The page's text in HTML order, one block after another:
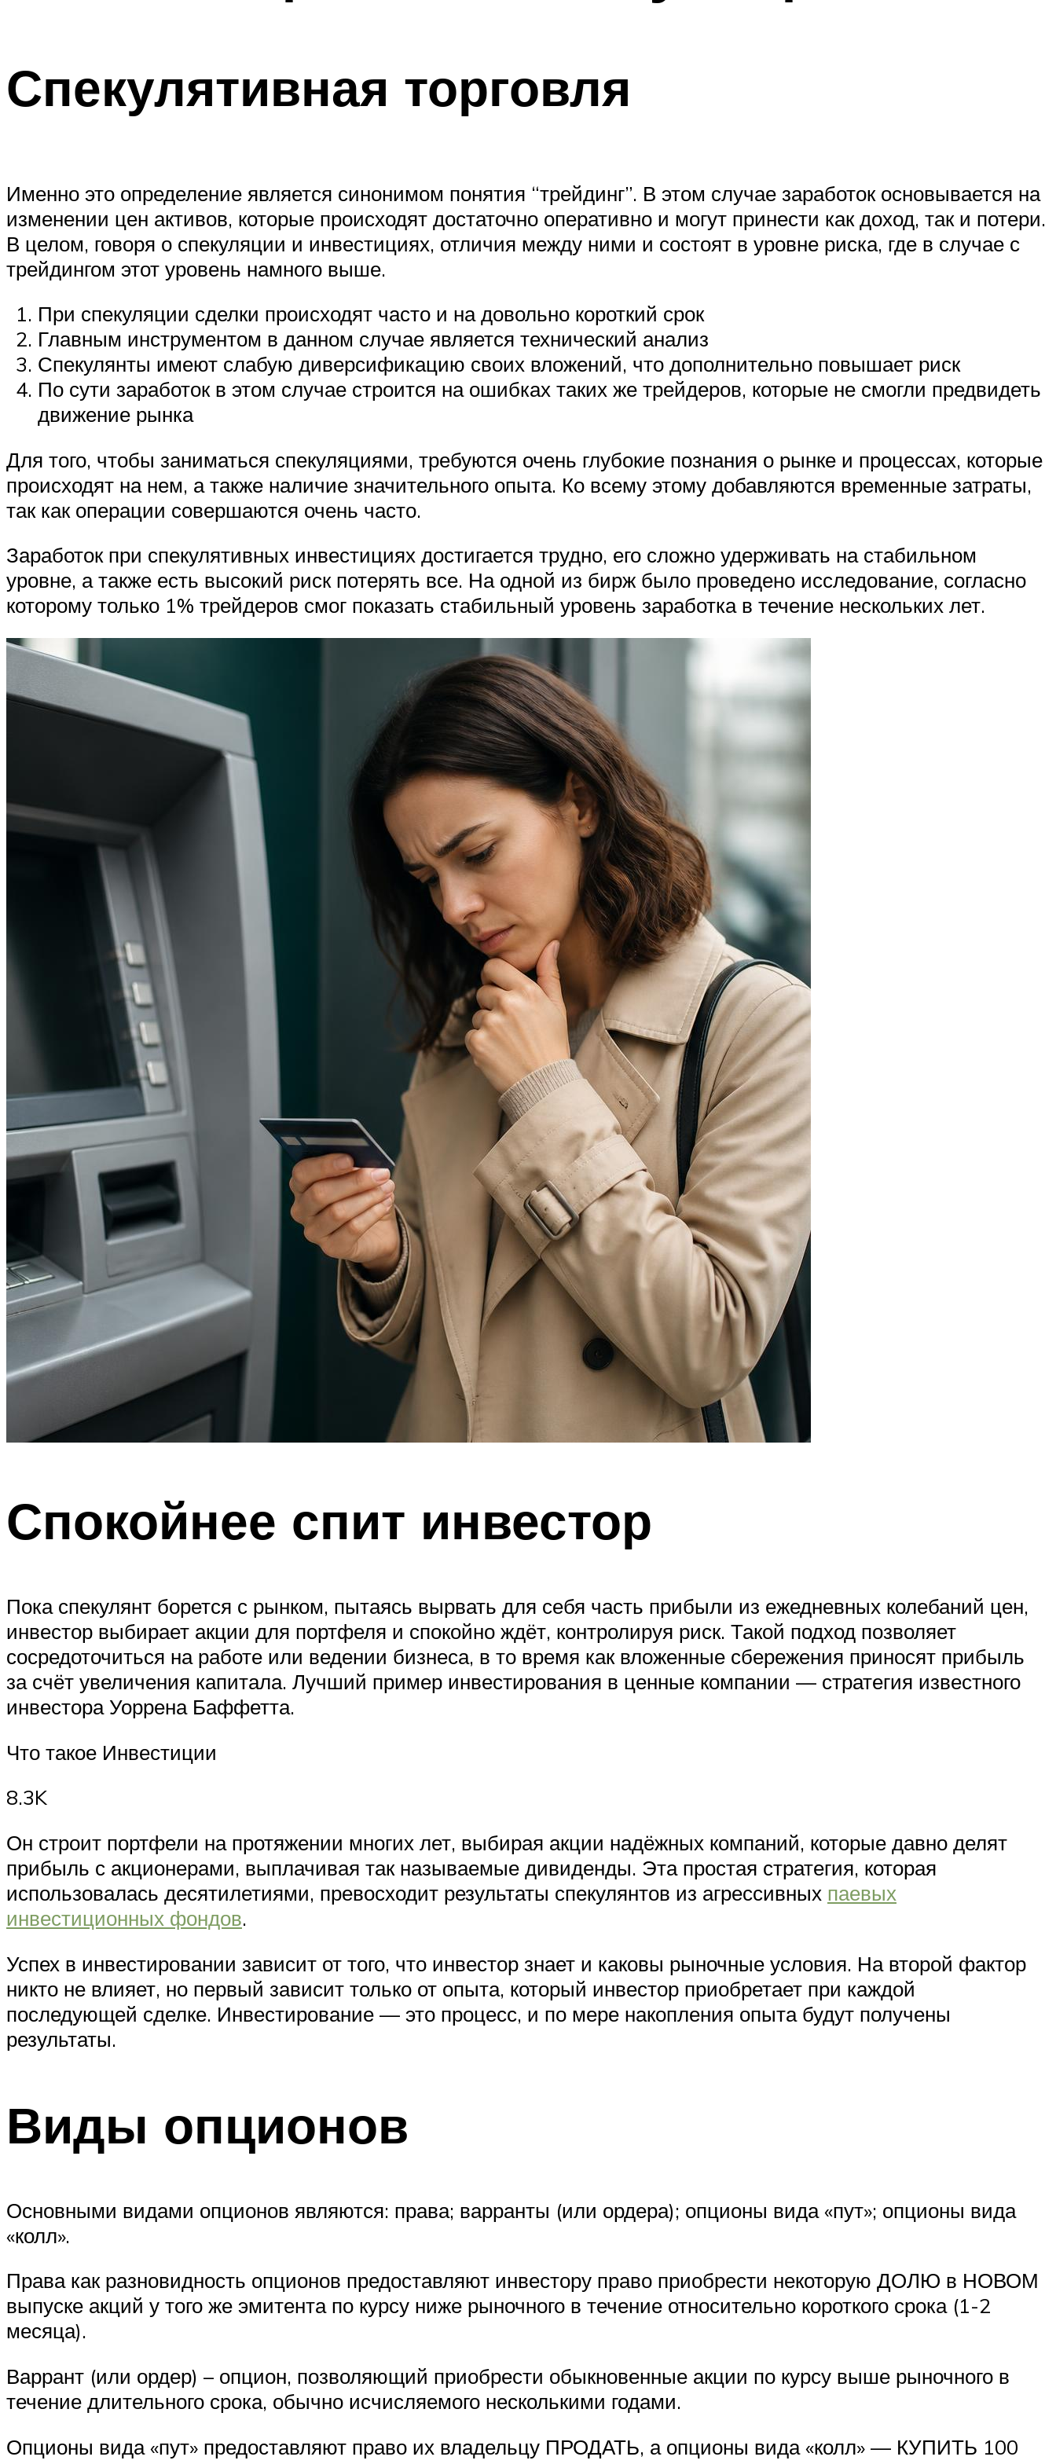
Спекулятивная торговля
Именно это определение является синонимом понятия “трейдинг”. В этом случае заработок основывается на
изменении цен активов, которые происходят достаточно оперативно и могут принести как доход, так и потери.
В целом, говоря о спекуляции и инвестициях, отличия между ними и состоят в уровне риска, где в случае с
трейдингом этот уровень намного выше.
При спекуляции сделки происходят часто и на довольно короткий срок
Главным инструментом в данном случае является технический анализ
Спекулянты имеют слабую диверсификацию своих вложений, что дополнительно повышает риск
По сути заработок в этом случае строится на ошибках таких же трейдеров, которые не смогли предвидеть
движение рынка
Для того, чтобы заниматься спекуляциями, требуются очень глубокие познания о рынке и процессах, которые
происходят на нем, а также наличие значительного опыта. Ко всему этому добавляются временные затраты,
так как операции совершаются очень часто.
Заработок при спекулятивных инвестициях достигается трудно, его сложно удерживать на стабильном
уровне, а также есть высокий риск потерять все. На одной из бирж было проведено исследование, согласно
которому только 1% трейдеров смог показать стабильный уровень заработка в течение нескольких лет.
Спокойнее спит инвестор
Пока спекулянт борется с рынком, пытаясь вырвать для себя часть прибыли из ежедневных колебаний цен,
инвестор выбирает акции для портфеля и спокойно ждёт, контролируя риск. Такой подход позволяет
сосредоточиться на работе или ведении бизнеса, в то время как вложенные сбережения приносят прибыль
за счёт увеличения капитала. Лучший пример инвестирования в ценные компании — стратегия известного
инвестора Уоррена Баффетта.
Что такое Инвестиции
8.3K
Он строит портфели на протяжении многих лет, выбирая акции надёжных компаний, которые давно делят
прибыль с акционерами, выплачивая так называемые дивиденды. Эта простая стратегия, которая
использовалась десятилетиями, превосходит результаты спекулянтов из агрессивных паевых
инвестиционных фондов.
Успех в инвестировании зависит от того, что инвестор знает и каковы рыночные условия. На второй фактор
никто не влияет, но первый зависит только от опыта, который инвестор приобретает при каждой
последующей сделке. Инвестирование — это процесс, и по мере накопления опыта будут получены
результаты.
Виды опционов
Основными видами опционов являются: права; варранты (или ордера); опционы вида «пут»; опционы вида
«колл».
Права как разновидность опционов предоставляют инвестору право приобрести некоторую ДОЛЮ в НОВОМ
выпуске акций у того же эмитента по курсу ниже рыночного в течение относительно короткого срока (1-2
месяца).
Варрант (или ордер) – опцион, позволяющий приобрести обыкновенные акции по курсу выше рыночного в
течение длительного срока, обычно исчисляемого несколькими годами.
Опционы вида «пут» предоставляют право их владельцу ПРОДАТЬ, а опционы вида «колл» — КУПИТЬ 100